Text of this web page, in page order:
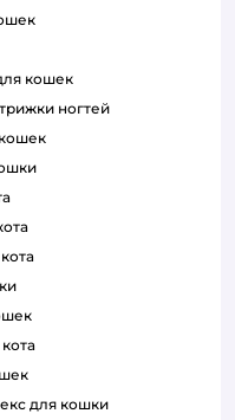
кошек
ногтей
кота
для кошки